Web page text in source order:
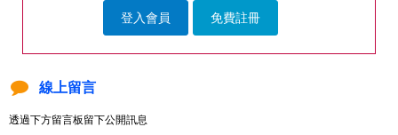
登入會員 免費註冊
線上留言
透過下方留言板留下公開訊息